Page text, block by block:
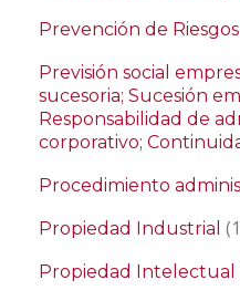
Prevención de
Previsión social
sucesoria; Sucesión
Responsabilidad de
corporativo;
Procedimiento
Propiedad Industrial
Propiedad Intelectual